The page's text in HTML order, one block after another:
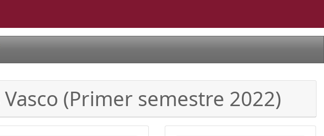
(Primer semestre 2022)